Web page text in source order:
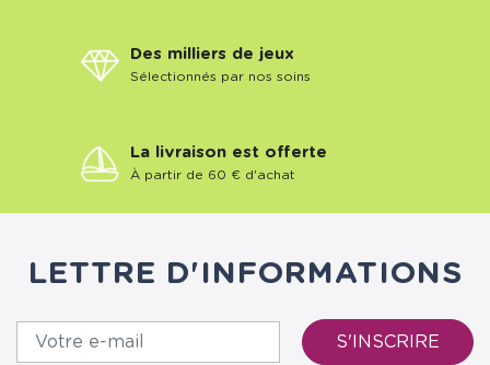
Des milliers de jeux
Sélectionnés par nos soins
La livraison est offerte
À partir de 60 € d'achat
LETTRE D'INFORMATIONS